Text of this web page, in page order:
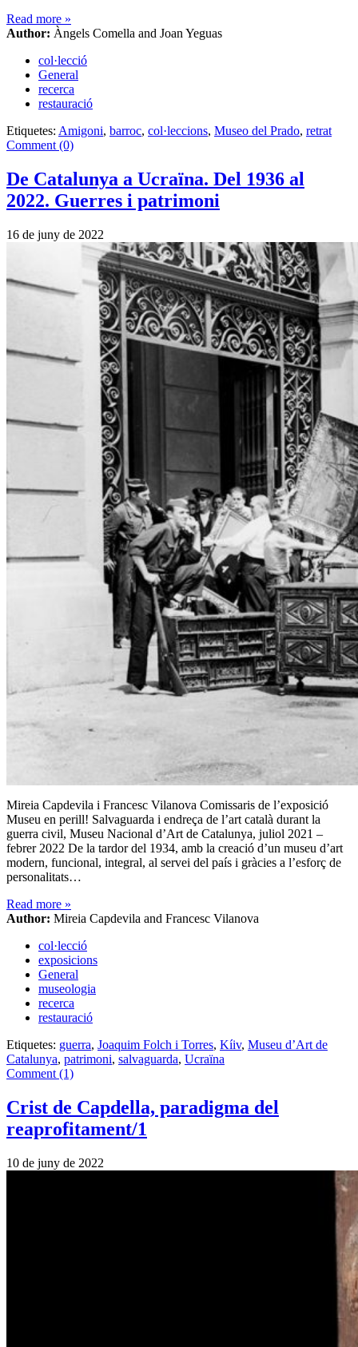
Read more »
Author: Àngels Comella and Joan Yeguas
col·lecció
General
recerca
restauració
Etiquetes: Amigoni, barroc, col·leccions, Museo del Prado, retrat
Comment (0)
De Catalunya a Ucraïna. Del 1936 al
2022. Guerres i patrimoni
16 de juny de 2022
Mireia Capdevila i Francesc Vilanova Comissaris de l’exposició
Museu en perill! Salvaguarda i endreça de l’art català durant la
guerra civil, Museu Nacional d’Art de Catalunya, juliol 2021 –
febrer 2022 De la tardor del 1934, amb la creació d’un museu d’art
modern, funcional, integral, al servei del país i gràcies a l’esforç de
personalitats…
Read more »
Author: Mireia Capdevila and Francesc Vilanova
col·lecció
exposicions
General
museologia
recerca
restauració
Etiquetes: guerra, Joaquim Folch i Torres, Kíiv, Museu d’Art de
Catalunya, patrimoni, salvaguarda, Ucraïna
Comment (1)
Crist de Capdella, paradigma del
reaprofitament/1
10 de juny de 2022